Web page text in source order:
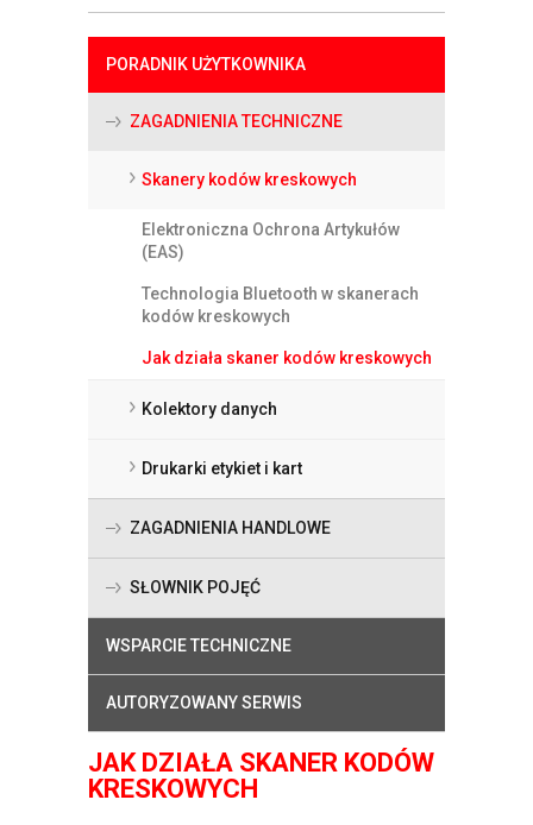
PORADNIK UŻYTKOWNIKA
ZAGADNIENIA TECHNICZNE
Skanery kodów kreskowych
Elektroniczna Ochrona Artykułów
(EAS)
Technologia Bluetooth w skanerach
kodów kreskowych
Jak działa skaner kodów kreskowych
Kolektory danych
Drukarki etykiet i kart
ZAGADNIENIA HANDLOWE
SŁOWNIK POJĘĆ
WSPARCIE TECHNICZNE
AUTORYZOWANY SERWIS
JAK DZIAŁA SKANER KODÓW
KRESKOWYCH